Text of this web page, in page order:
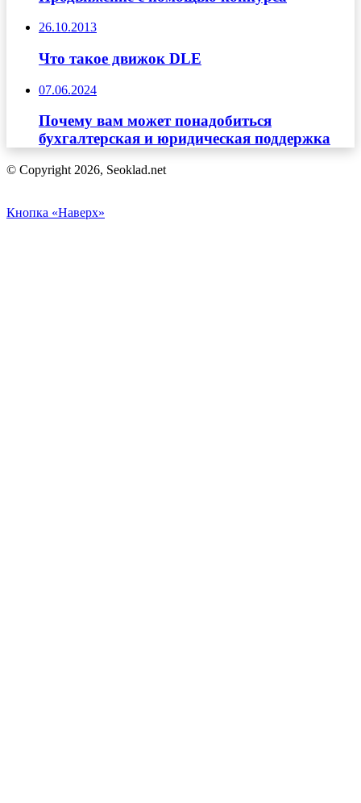
26.10.2013
Что такое движок DLE
07.06.2024
Почему вам может понадобиться
бухгалтерская и юридическая поддержка
© Copyright 2026, Seoklad.net
Кнопка «Наверх»